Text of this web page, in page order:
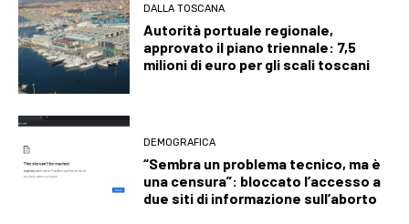
DALLA TOSCANA
Autorità portuale regionale,
approvato il piano triennale: 7,5
milioni di euro per gli scali toscani
DEMOGRAFICA
“Sembra un problema tecnico, ma è
una censura”: bloccato l’accesso a
due siti di informazione sull’aborto